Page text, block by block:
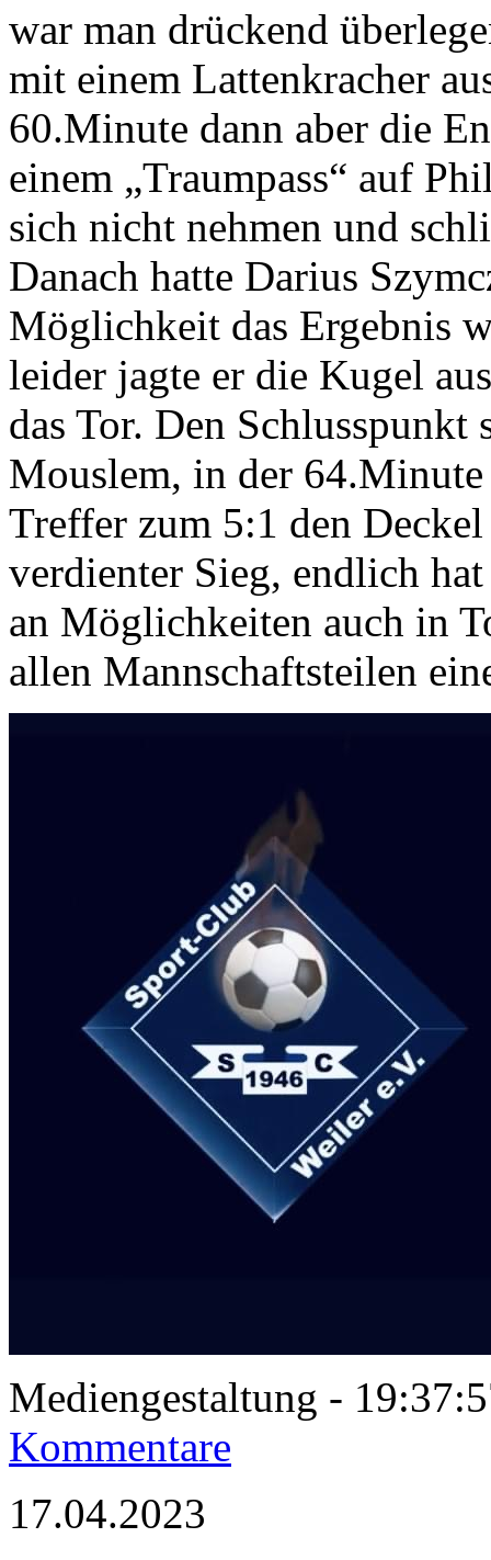
war man drückend
mit einem Lattenkracher
60.Minute dann aber die
einem „Traumpass“ auf
sich nicht nehmen und
Danach hatte Darius
Möglichkeit das Ergebnis
leider jagte er die Kugel
das Tor. Den Schlusspunkt
Mouslem, in der
Treffer zum 5:1 den
verdienter Sieg, endlich
an Möglichkeiten auch in
allen Mannschaftsteilen
Mediengestaltung -
Kommentare
17.04.2023